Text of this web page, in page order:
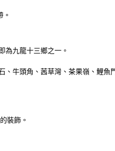
為九龍十三鄉之一。
牛頭角、茜草灣、茶果嶺、鯉魚
裝飾。